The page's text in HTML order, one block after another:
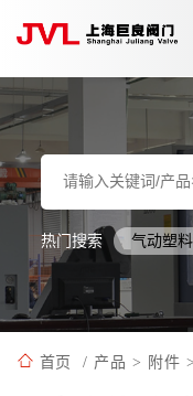
选择语言:
中文 / Chinese
英语 / English
热门搜索 气动塑
首页 / 产品 > 附件 >